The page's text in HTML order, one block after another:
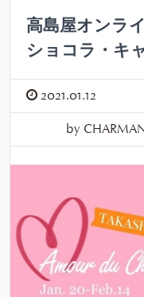
高島屋オンラ
ショコラ・キ
2021.01.12
by